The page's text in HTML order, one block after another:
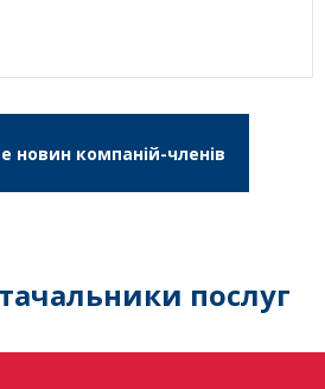
новин компаній-членів
послуг